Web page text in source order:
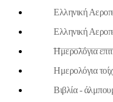
Ελληνική
Ελληνική
Ημερολόγια
Ημερολόγια
Βιβλία -